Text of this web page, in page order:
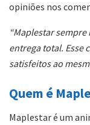
opiniões nos
“Maplestar
entrega total. Esse
satisfeitos ao
Quem é
Maplestar é um